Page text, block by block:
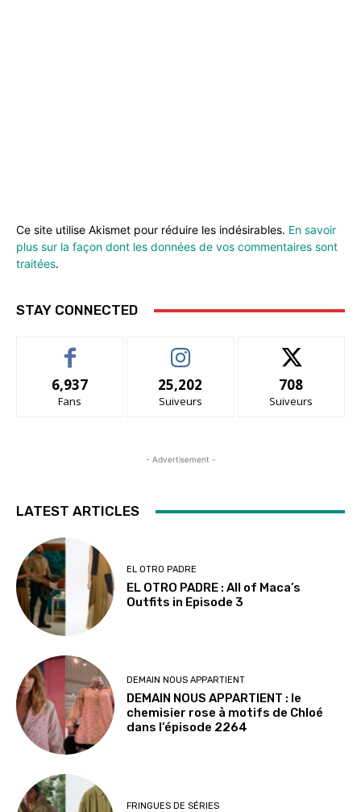
Ce site utilise Akismet pour réduire les indésirables. En savoir
plus sur la façon dont les données de vos commentaires sont
traitées.
STAY CONNECTED
6,937
Fans
25,202
Suiveurs
708
Suiveurs
- Advertisement -
LATEST ARTICLES
EL OTRO PADRE
EL OTRO PADRE : All of Maca’s
Outfits in Episode 3
DEMAIN NOUS APPARTIENT
DEMAIN NOUS APPARTIENT : le
chemisier rose à motifs de Chloé
dans l’épisode 2264
FRINGUES DE SÉRIES